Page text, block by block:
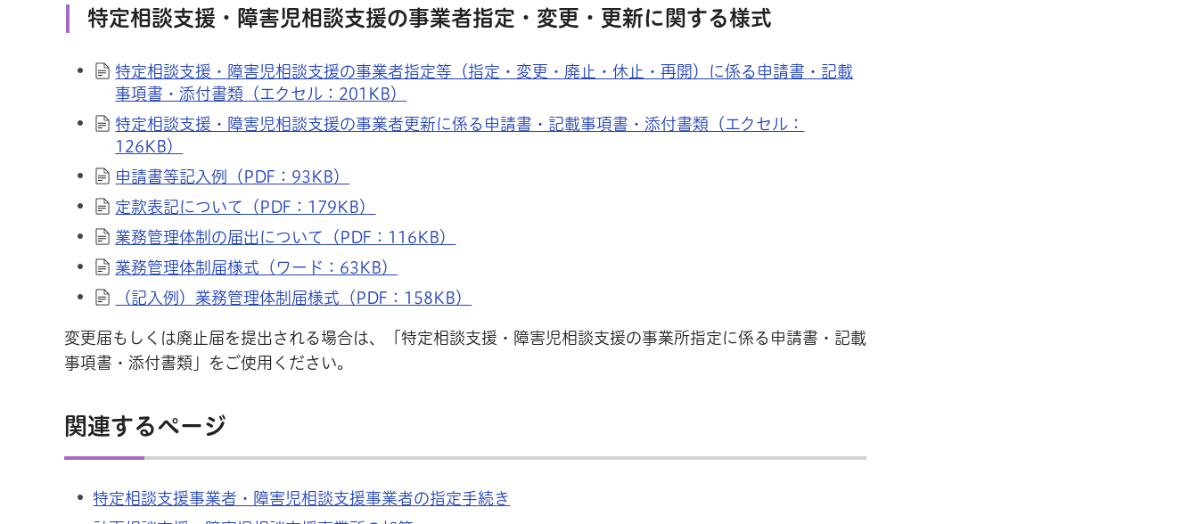
特定相談支援・障害児相談支援の事業者指定・変更・更新に関する様式
特定相談支援・障害児相談支援の事業者指定等（指定・変更・廃止・休止・再開）に係る申請書・記載
事項書・添付書類（エクセル：201KB）
特定相談支援・障害児相談支援の事業者更新に係る申請書・記載事項書・添付書類（エクセル：
126KB）
申請書等記入例（PDF：93KB）
定款表記について（PDF：179KB）
業務管理体制の届出について（PDF：116KB）
業務管理体制届様式（ワード：63KB）
（記入例）業務管理体制届様式（PDF：158KB）
変更届もしくは廃止届を提出される場合は、「特定相談支援・障害児相談支援の事業所指定に係る申請書・記載
事項書・添付書類」をご使用ください。
関連するページ
特定相談支援事業者・障害児相談支援事業者の指定手続き